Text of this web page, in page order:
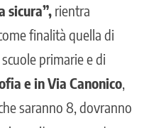
sicura”, rientra
finalità quella di
primarie e di
e in Via Canonico
saranno 8, dovranno